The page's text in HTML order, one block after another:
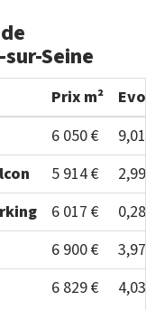
Seine
Prix m²
6 050 €
5 914 €
6 017 €
6 900 €
6 829 €